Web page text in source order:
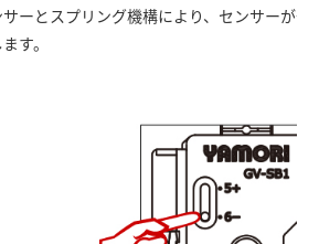
ーとスプリング機構により、センサーが
す。